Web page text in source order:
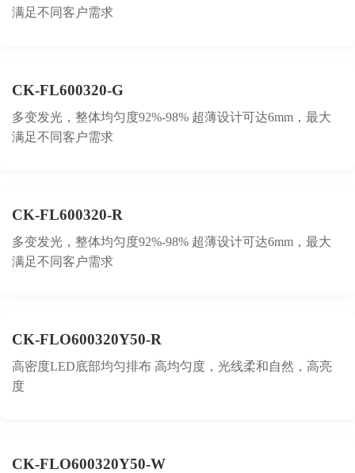
满足不同客户需求
CK-FL600320-G
多变发光，整体均匀度92%-98% 超薄设计可达6mm，最大
满足不同客户需求
CK-FL600320-R
多变发光，整体均匀度92%-98% 超薄设计可达6mm，最大
满足不同客户需求
CK-FLO600320Y50-R
高密度LED底部均匀排布 高均匀度，光线柔和自然，高亮
度
CK-FLO600320Y50-W